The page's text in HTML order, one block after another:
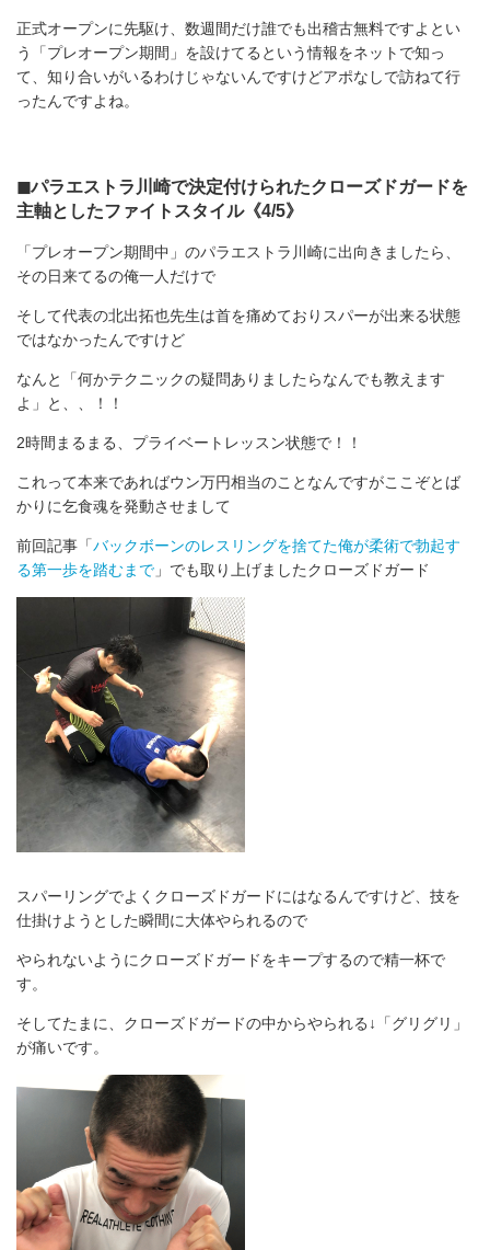
正式オープンに先駆け、数週間だけ誰でも出稽古無料ですよとい
う「プレオープン期間」を設けてるという情報をネットで知っ
て、知り合いがいるわけじゃないんですけどアポなしで訪ねて行
ったんですよね。
◼︎パラエストラ川崎で決定付けられたクローズドガードを
主軸としたファイトスタイル《4/5》
「プレオープン期間中」のパラエストラ川崎に出向きましたら、
その日来てるの俺一人だけで
そして代表の北出拓也先生は首を痛めておりスパーが出来る状態
ではなかったんですけど
なんと「何かテクニックの疑問ありましたらなんでも教えます
よ」と、、！！
2時間まるまる、プライベートレッスン状態で！！
これって本来であればウン万円相当のことなんですがここぞとば
かりに乞食魂を発動させまして
前回記事「バックボーンのレスリングを捨てた俺が柔術で勃起す
る第一歩を踏むまで 」でも取り上げましたクローズドガード
スパーリングでよくクローズドガードにはなるんですけど、技を
仕掛けようとした瞬間に大体やられるので
やられないようにクローズドガードをキープするので精一杯で
す。
そしてたまに、クローズドガードの中からやられる↓「グリグリ」
が痛いです。